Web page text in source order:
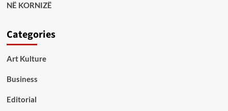
NË KORNIZË
Categories
Art Kulture
Business
Editorial